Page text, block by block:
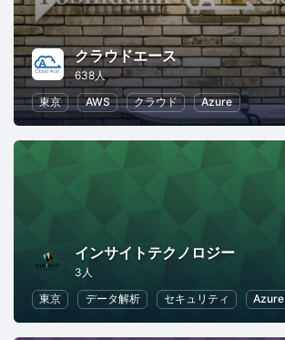
クラウドエース
638人
東京
AWS クラウド Azure
インサイトテクノロジー
3人
東京
データ解析 セキュリティ Azure